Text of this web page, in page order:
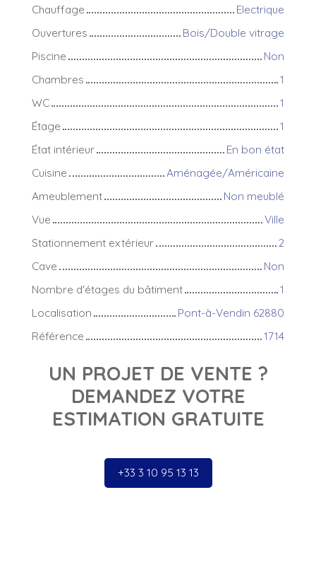
Chauffage
Electrique
Ouvertures
Bois/Double vitrage
Piscine
Non
Chambres
1
WC
1
Étage
1
État intérieur
En bon état
Cuisine
Aménagée/Américaine
Ameublement
Non meublé
Vue
Ville
Stationnement extérieur
2
Cave
Non
Nombre d'étages du bâtiment
1
Localisation
Pont-à-Vendin 62880
Référence
1714
UN PROJET DE VENTE ?
DEMANDEZ VOTRE
ESTIMATION GRATUITE
+33 3 10 95 13 13